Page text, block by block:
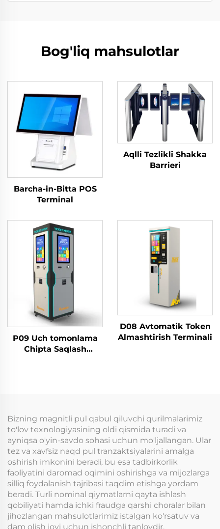
Bog'liq mahsulotlar
Barcha-in-Bitta POS
Terminal
Aqlli Tezlikli Shakka
Barrieri
P09 Uch tomonlama
Chipta Saqlash
D08 Avtomatik Token
Almashtirish Terminali
Bizning magnitli pul qabul qiluvchi qurilmalarimiz
to'lov texnologiyasining oldi qismida turadi va
ayniqsa o'yin-savdo sohasi uchun mo'ljallangan. Ular
tez va xavfsiz naqd pul tranzaktsiyalarini amalga
oshirish imkonini beradi, bu esa tadbirkorlik
faoliyatini daromad oqimini oshirishga va mijozlarga
silliq foydalanish tajribasi taqdim etishga yordam
beradi. Turli nominal qiymatlarni qayta ishlash
qobiliyati hamda ichki fraudga qarshi choralar bilan
jihozlangan mahsulotlarimiz istalgan ko'rsatuv va
dam olish joyi uchun ishonchli tanlovdir.